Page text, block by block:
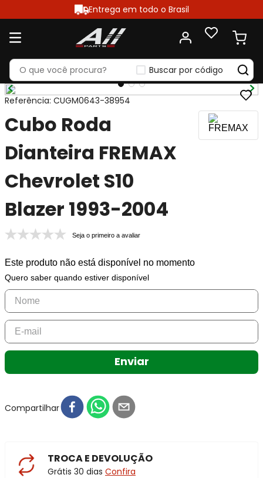
Entrega em todo o Brasil
Buscar por código
Referência: CUGM0643-38954
Cubo Roda
Dianteira FREMAX
Chevrolet S10
Blazer 1993-2004
Seja o primeiro a avaliar
Este produto não está disponível no momento
Quero saber quando estiver disponível
Enviar
Compartilhar
TROCA E DEVOLUÇÃO
Grátis 30 dias Confira